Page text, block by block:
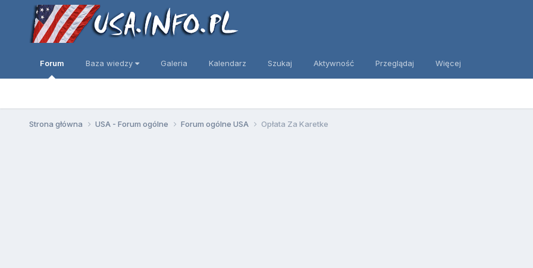
Forum Baza wiedzy Galeria Kalendarz Szukaj Aktywność Przeglądaj Więcej
Strona główna USA - Forum ogólne Forum ogólne USA Opłata Za Karetke